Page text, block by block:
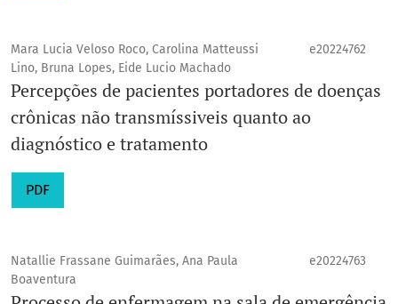
Mara Lucia Veloso Roco, Carolina Matteussi
Lino, Bruna Lopes, Eide Lucio Machado
e20224762
Percepções de pacientes portadores de doenças
crônicas não transmíssiveis quanto ao
diagnóstico e tratamento
PDF
Natallie Frassane Guimarães, Ana Paula
Boaventura
e20224763